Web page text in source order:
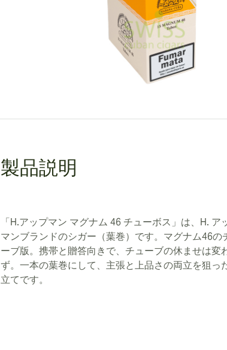
製品説明
「H.アップマン マグナム 46 チューボス」は、H. ア
マンブランドのシガー（葉巻）です。マグナム46の
ーブ版。携帯と贈答向きで、チューブの休ませは変
ず。一本の葉巻にして、主張と上品さの両立を狙っ
立てです。